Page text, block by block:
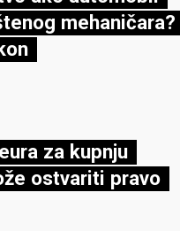
mehaničara?
za kupnju
ostvariti pravo